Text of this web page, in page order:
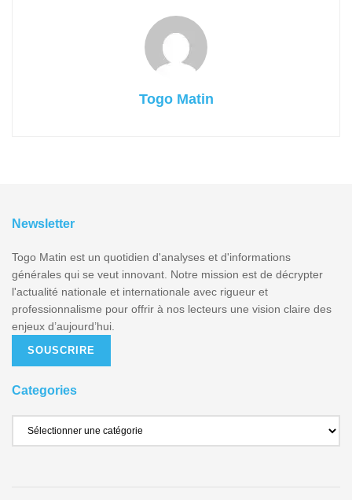
Togo Matin
Newsletter
Togo Matin est un quotidien d'analyses et d'informations
générales qui se veut innovant. Notre mission est de décrypter
l'actualité nationale et internationale avec rigueur et
professionnalisme pour offrir à nos lecteurs une vision claire des
enjeux d’aujourd’hui.
SOUSCRIRE
Categories